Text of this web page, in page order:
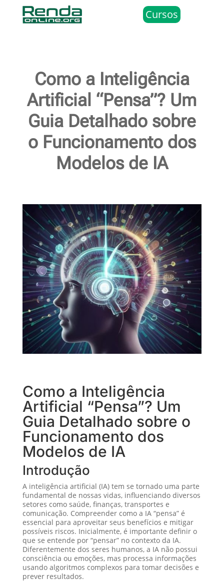
Cursos
Como a Inteligência
Artificial “Pensa”? Um
Guia Detalhado sobre
o Funcionamento dos
Modelos de IA
Como a Inteligência
Artificial “Pensa”? Um
Guia Detalhado sobre o
Funcionamento dos
Modelos de IA
Introdução
A inteligência artificial (IA) tem se tornado uma parte
fundamental de nossas vidas, influenciando diversos
setores como saúde, finanças, transportes e
comunicação. Compreender como a IA “pensa” é
essencial para aproveitar seus benefícios e mitigar
possíveis riscos. Inicialmente, é importante definir o
que se entende por “pensar” no contexto da IA.
Diferentemente dos seres humanos, a IA não possui
consciência ou emoções, mas processa informações
usando algoritmos complexos para tomar decisões e
prever resultados.